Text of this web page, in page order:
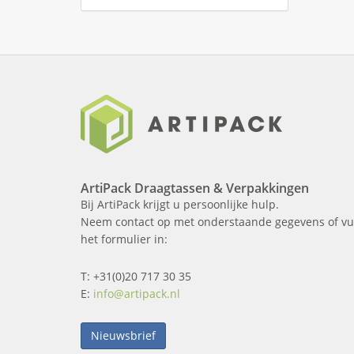
ArtiPack Draagtassen & Verpakkingen
Bij ArtiPack krijgt u persoonlijke hulp.
Neem contact op met onderstaande gegevens of
het formulier in:
T: +31(0)20 717 30 35
E: info@artipack.nl
Nieuwsbrief